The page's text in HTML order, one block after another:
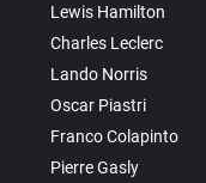
Lewis Hamilton
Charles Leclerc
Lando Norris
Oscar Piastri
Franco Colapinto
Pierre Gasly